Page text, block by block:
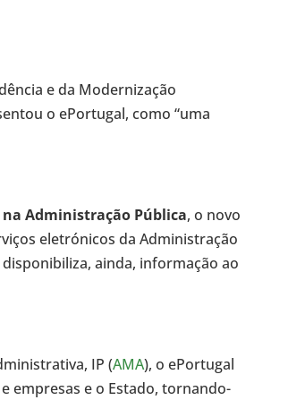
e da Modernização
o ePortugal, como “uma
Administração Pública, o novo
eletrónicos da Administração
ainda, informação ao
IP (AMA), o ePortugal
empresas e o Estado, tornando-